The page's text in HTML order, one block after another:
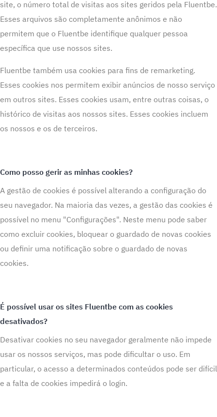
site, o número total de visitas aos sites geridos pela Fluentbe.
Esses arquivos são completamente anônimos e não
permitem que o Fluentbe identifique qualquer pessoa
específica que use nossos sites.
Fluentbe também usa cookies para fins de remarketing.
Esses cookies nos permitem exibir anúncios de nosso serviço
em outros sites. Esses cookies usam, entre outras coisas, o
histórico de visitas aos nossos sites. Esses cookies incluem
os nossos e os de terceiros.
Como posso gerir as minhas cookies?
A gestão de cookies é possível alterando a configuração do
seu navegador. Na maioria das vezes, a gestão das cookies é
possível no menu "Configurações". Neste menu pode saber
como excluir cookies, bloquear o guardado de novas cookies
ou definir uma notificação sobre o guardado de novas
cookies.
É possível usar os sites Fluentbe com as cookies
desativados?
Desativar cookies no seu navegador geralmente não impede
usar os nossos serviços, mas pode dificultar o uso. Em
particular, o acesso a determinados conteúdos pode ser difícil
e a falta de cookies impedirá o login.